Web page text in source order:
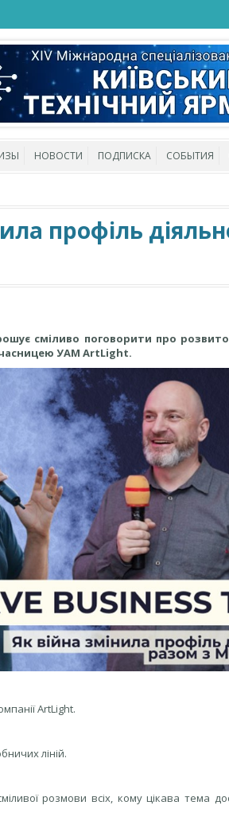
НОВОСТИ ПОДПИСКА СОБЫТИЯ
профіль
сміливо поговорити про
УАМ ArtLight.
ArtLight.
ліній.
розмови всіх, кому цікава тема